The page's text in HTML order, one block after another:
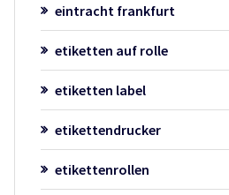
eintracht frankfurt
etiketten auf rolle
etiketten label
etikettendrucker
etikettenrollen